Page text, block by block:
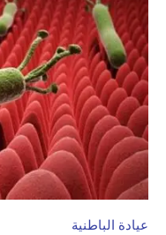
عيادة الباطنية